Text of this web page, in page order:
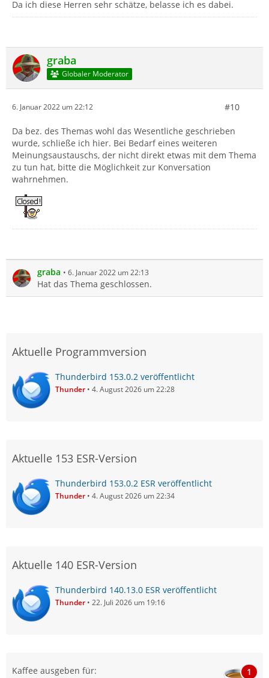
Da ich diese Herren sehr schätze, belasse ich es dabei.
graba
Globaler Moderator
6. Januar 2022 um 22:12 #10
Da bez. des Themas wohl das Wesentliche geschrieben
wurde, schließe ich hier. Bei Bedarf eines weiteren
Meinungsaustauschs, der nicht direkt etwas mit dem Thema
zu tun hat, bitte die Möglichkeit zur Konversation
wahrnehmen.
graba 6. Januar 2022 um 22:13
Hat das Thema geschlossen.
Aktuelle Programmversion
Thunderbird 153.0.2 veröffentlicht
Thunder 4. August 2026 um 22:28
Aktuelle 153 ESR-Version
Thunderbird 153.0.2 ESR veröffentlicht
Thunder 4. August 2026 um 22:34
Aktuelle 140 ESR-Version
Thunderbird 140.13.0 ESR veröffentlicht
Thunder 22. Juli 2026 um 19:16
Kaffee ausgeben für: 1